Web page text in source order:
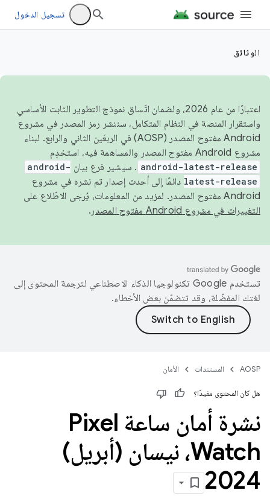
تسجيل الدخول
الوثائق
اعتبارًا من عام 2026، ولضمان اتّساق نموذج التطوير الثابت الأساسي
واستقرار المنصة في النظام المتكامل، سننشر رمز المصدر في مشروع
Android مفتوح المصدر (AOSP) في الربعَين الثاني والرابع. لبناء
مشروع Android مفتوح المصدر والمساهمة فيه، استخدِم
android-latest-release . سيشير فرع بيان android-
latest-release دائمًا إلى أحدث إصدار تم نشره في مشروع
Android مفتوح المصدر. لمزيد من المعلومات، يُرجى الاطّلاع على
التغييرات في مشروع Android مفتوح المصدر
.
تستخدم Google تكنولوجيا الذكاء الاصطناعي لترجمة المحتوى إلى
لغتك المفضّلة، وقد تتضمّن بعض الأخطاء.
AOSP المستندات الأمان
هل كان المحتوى مفيدًا؟
نشرة أمان ساعة Pixel
Watch، نيسان (أبريل)
2024